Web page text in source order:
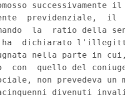
successivamente
previdenziale,  il
la  ratio della
ha  dichiarato
nella parte in
con  quello del
non prevedeva un
divenuti